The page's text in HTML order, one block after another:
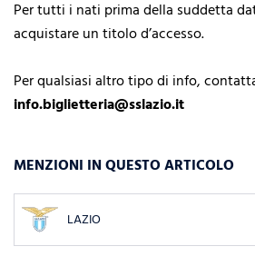
Per tutti i nati prima della suddetta
acquistare un titolo d’accesso.
Per qualsiasi altro tipo di info,
info.biglietteria@sslazio.it
MENZIONI IN QUESTO ARTICOLO
LAZIO